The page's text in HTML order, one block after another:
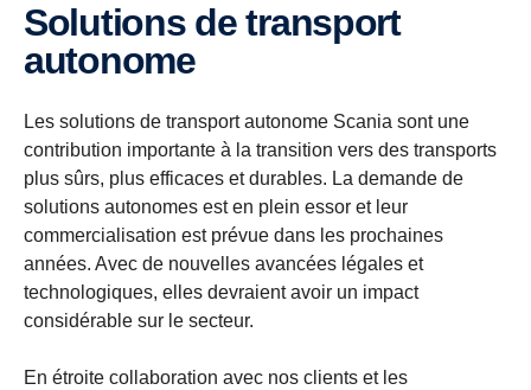
Solutions de transport
autonome
Les solutions de transport autonome Scania sont une
contribution importante à la transition vers des transports
plus sûrs, plus efficaces et durables. La demande de
solutions autonomes est en plein essor et leur
commercialisation est prévue dans les prochaines
années. Avec de nouvelles avancées légales et
technologiques, elles devraient avoir un impact
considérable sur le secteur.
En étroite collaboration avec nos clients et les